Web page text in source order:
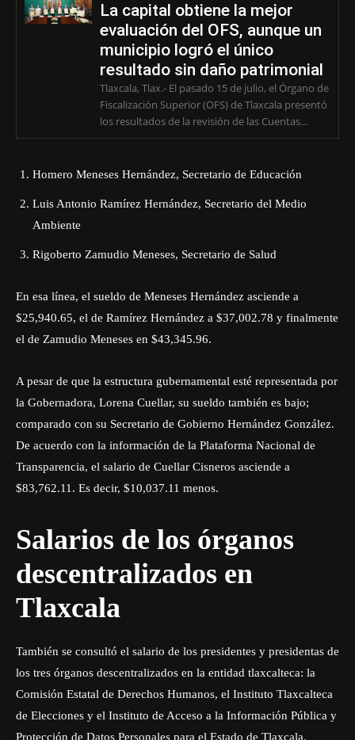
La capital obtiene la mejor
evaluación del OFS, aunque un
municipio logró el único
resultado sin daño patrimonial
Tlaxcala, Tlax.- El pasado 15 de julio, el Órgano de
Fiscalización Superior (OFS) de Tlaxcala presentó
los resultados de la revisión de las Cuentas...
Homero Meneses Hernández, Secretario de Educación
Luis Antonio Ramírez Hernández, Secretario del Medio
Ambiente
Rigoberto Zamudio Meneses, Secretario de Salud
En esa línea, el sueldo de Meneses Hernández asciende a
$25,940.65, el de Ramírez Hernández a $37,002.78 y finalmente
el de Zamudio Meneses en $43,345.96.
A pesar de que la estructura gubernamental esté representada por
la Gobernadora, Lorena Cuellar, su sueldo también es bajo;
comparado con su Secretario de Gobierno Hernández González.
De acuerdo con la información de la Plataforma Nacional de
Transparencia, el salario de Cuellar Cisneros asciende a
$83,762.11. Es decir, $10,037.11 menos.
Salarios de los órganos
descentralizados en
Tlaxcala
También se consultó el salario de los presidentes y presidentas de
los tres órganos descentralizados en la entidad tlaxcalteca: la
Comisión Estatal de Derechos Humanos, el Instituto Tlaxcalteca
de Elecciones y el Instituto de Acceso a la Información Pública y
Protección de Datos Personales para el Estado de Tlaxcala.